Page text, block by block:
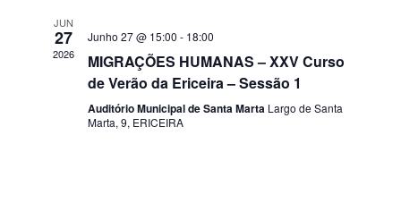
JUN
27
2026
Junho 27 @ 15:00 - 18:00
MIGRAÇÕES HUMANAS – XXV Curso
de Verão da Ericeira – Sessão 1
Auditório Municipal de Santa Marta Largo de Santa
Marta, 9, ERICEIRA